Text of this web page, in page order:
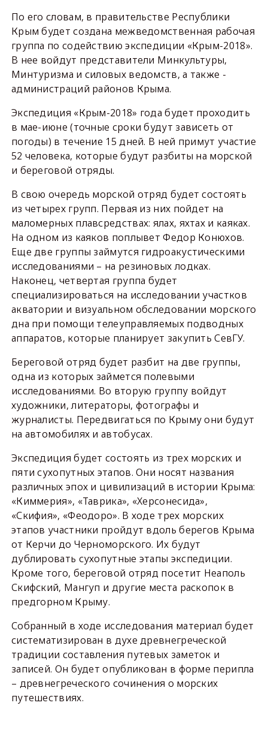
По его словам, в правительстве Республики
Крым будет создана межведомственная рабочая
группа по содействию экспедиции «Крым-2018».
В нее войдут представители Минкультуры,
Минтуризма и силовых ведомств, а также -
администраций районов Крыма.
Экспедиция «Крым-2018» года будет проходить
в мае-июне (точные сроки будут зависеть от
погоды) в течение 15 дней. В ней примут участие
52 человека, которые будут разбиты на морской
и береговой отряды.
В свою очередь морской отряд будет состоять
из четырех групп. Первая из них пойдет на
маломерных плавсредствах: ялах, яхтах и каяках.
На одном из каяков поплывет Федор Конюхов.
Еще две группы займутся гидроакустическими
исследованиями – на резиновых лодках.
Наконец, четвертая группа будет
специализироваться на исследовании участков
акватории и визуальном обследовании морского
дна при помощи телеуправляемых подводных
аппаратов, которые планирует закупить СевГУ.
Береговой отряд будет разбит на две группы,
одна из которых займется полевыми
исследованиями. Во вторую группу войдут
художники, литераторы, фотографы и
журналисты. Передвигаться по Крыму они будут
на автомобилях и автобусах.
Экспедиция будет состоять из трех морских и
пяти сухопутных этапов. Они носят названия
различных эпох и цивилизаций в истории Крыма:
«Киммерия», «Таврика», «Херсонесида»,
«Скифия», «Феодоро». В ходе трех морских
этапов участники пройдут вдоль берегов Крыма
от Керчи до Черноморского. Их будут
дублировать сухопутные этапы экспедиции.
Кроме того, береговой отряд посетит Неаполь
Скифский, Мангуп и другие места раскопок в
предгорном Крыму.
Собранный в ходе исследования материал будет
систематизирован в духе древнегреческой
традиции составления путевых заметок и
записей. Он будет опубликован в форме перипла
– древнегреческого сочинения о морских
путешествиях.